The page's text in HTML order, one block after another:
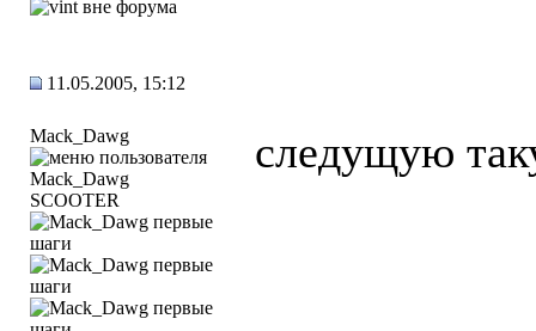
11.05.2005, 15:12
Mack_Dawg
SCOOTER
следущую